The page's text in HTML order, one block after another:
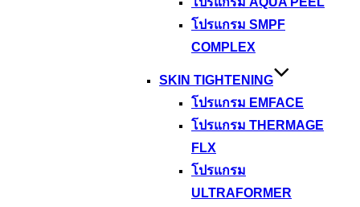
โปรแกรม SMPF
COMPLEX
SKIN TIGHTENING
โปรแกรม EMFACE
โปรแกรม THERMAGE
FLX
โปรแกรม
ULTRAFORMER